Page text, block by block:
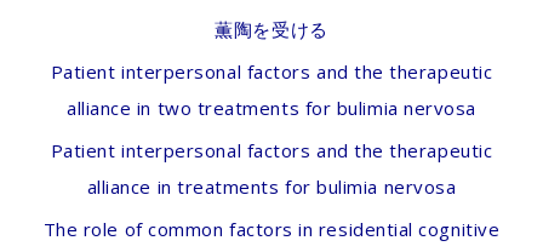
薫陶を受ける
Patient interpersonal factors and the therapeutic
alliance in two treatments for bulimia nervosa
Patient interpersonal factors and the therapeutic
alliance in treatments for bulimia nervosa
The role of common factors in residential cognitive